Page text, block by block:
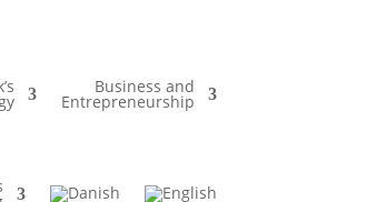
Business and
Entrepreneurship